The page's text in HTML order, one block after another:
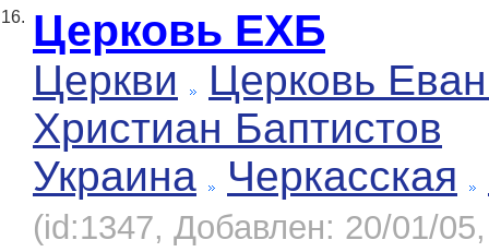
16. Церковь ЕХБ
Церкви
Церковь
Христиан Баптистов
Украина
Черкасская
(id:1347, Добавлен: 20/01/